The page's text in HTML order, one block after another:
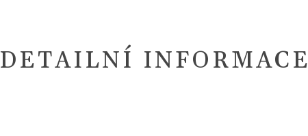
DETAILNÍ INFORMACE